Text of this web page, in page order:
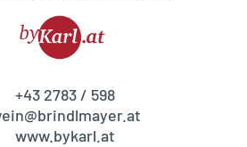
+43 2783 / 598
www.bykarl.at